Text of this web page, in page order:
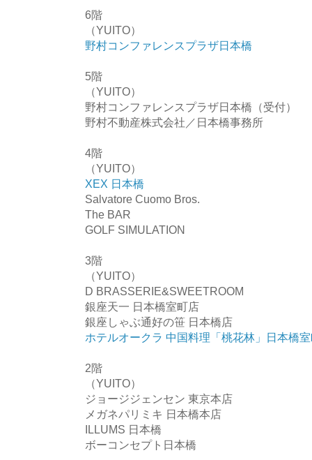
6階
（YUITO）
野村コンファレンスプラザ日本橋
5階
（YUITO）
野村コンファレンスプラザ日本橋（受付）
野村不動産株式会社／日本橋事務所
4階
（YUITO）
XEX 日本橋
Salvatore Cuomo Bros.
The BAR
GOLF SIMULATION
3階
（YUITO）
D BRASSERIE&SWEETROOM
銀座天一 日本橋室町店
銀座しゃぶ通好の笹 日本橋店
ホテルオークラ 中国料理「桃花林」日本橋
2階
（YUITO）
ジョージジェンセン 東京本店
メガネパリミキ 日本橋本店
ILLUMS 日本橋
ボーコンセプト日本橋